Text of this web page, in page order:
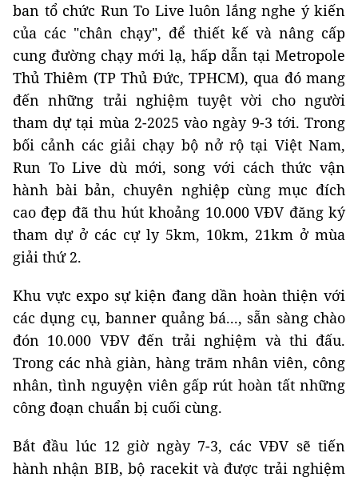
ban tổ chức Run To Live luôn lắng nghe ý kiến
của các "chân chạy", để thiết kế và nâng cấp
cung đường chạy mới lạ, hấp dẫn tại Metropole
Thủ Thiêm (TP Thủ Đức, TPHCM), qua đó mang
đến những trải nghiệm tuyệt vời cho người
tham dự tại mùa 2-2025 vào ngày 9-3 tới. Trong
bối cảnh các giải chạy bộ nở rộ tại Việt Nam,
Run To Live dù mới, song với cách thức vận
hành bài bản, chuyên nghiệp cùng mục đích
cao đẹp đã thu hút khoảng 10.000 VĐV đăng ký
tham dự ở các cự ly 5km, 10km, 21km ở mùa
giải thứ 2.
Khu vực expo sự kiện đang dần hoàn thiện với
các dụng cụ, banner quảng bá..., sẵn sàng chào
đón 10.000 VĐV đến trải nghiệm và thi đấu.
Trong các nhà giàn, hàng trăm nhân viên, công
nhân, tình nguyện viên gấp rút hoàn tất những
công đoạn chuẩn bị cuối cùng.
Bắt đầu lúc 12 giờ ngày 7-3, các VĐV sẽ tiến
hành nhận BIB, bộ racekit và được trải nghiệm